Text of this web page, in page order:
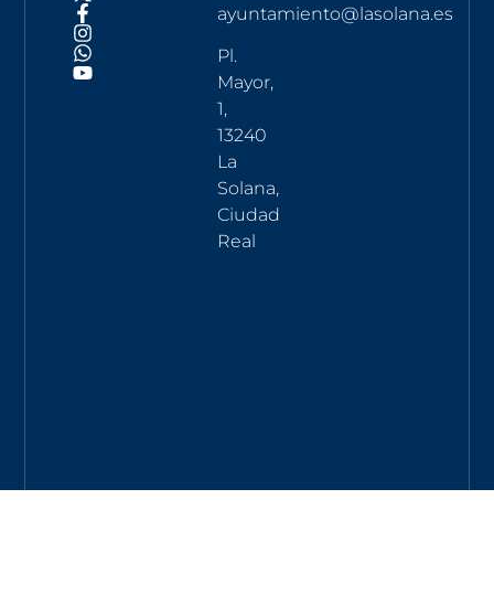
ayuntamiento@lasolana.es
Pl.
Mayor,
1,
13240
La
Solana,
Ciudad
Real